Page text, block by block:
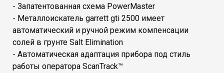
- Запатентованная схема PowerMaster
- Металлоискатель garrett gti 2500 имеет
автоматический и ручной режим компенсации
солей в грунте Salt Elimination
- Автоматическая адаптация прибора под стиль
работы оператора ScanTrack™